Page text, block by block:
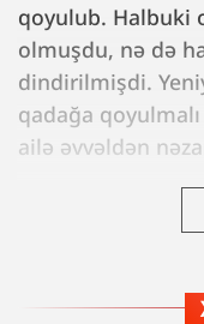
qoyulub. Halbuki
olmuşdu, nə də
dindirilmişdi.
qadağa
ailə əvvəldən